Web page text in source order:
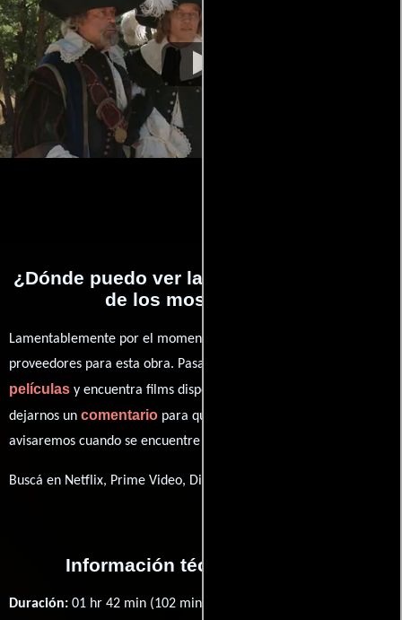
¿Dónde puedo ver la películas El regreso
de los mosqueteros?
Lamentablemente por el momento no contamos con enlaces a
proveedores para esta obra. Pasa por nuestro catálogo de
películas y encuentra films disponibles. También puedes
dejarnos un comentario para que le demos prioridad y te
avisaremos cuando se encuentre disponible
Buscá en Netflix, Prime Video, Disney+
Información técnica y general
Duración: 01 hr 42 min (102 minutos) .